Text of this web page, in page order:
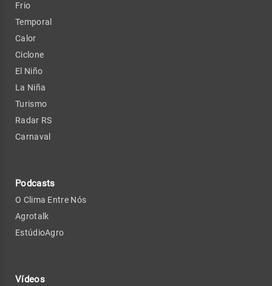
Frio
Temporal
Calor
Ciclone
El Niño
La Niña
Turismo
Radar RS
Carnaval
Podcasts
O Clima Entre Nós
Agrotalk
EstúdioAgro
Vídeos